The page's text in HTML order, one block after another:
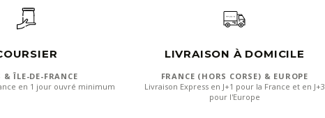
& ÎLE-DE-FRANCE
en 1 jour ouvré minimum
LIVRAISON À DOMICILE
FRANCE (HORS CORSE) & EUROPE
Livraison Express en J+1 pour la France et en J+3
pour l'Europe